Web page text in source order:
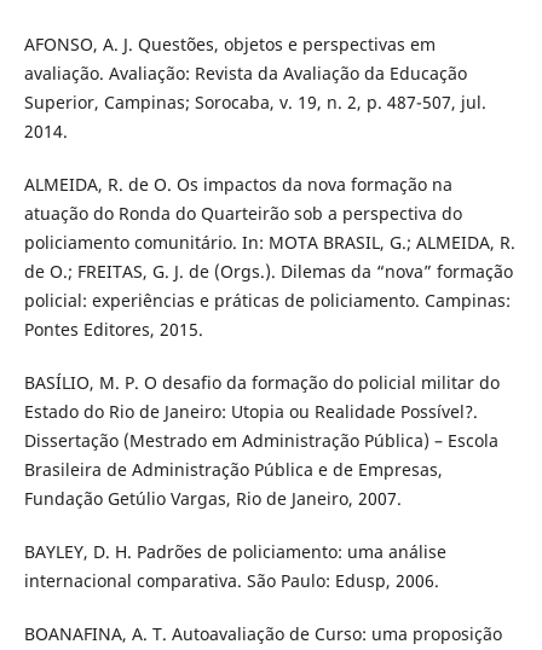
AFONSO, A. J. Questões, objetos e perspectivas em
avaliação. Avaliação: Revista da Avaliação da Educação
Superior, Campinas; Sorocaba, v. 19, n. 2, p. 487-507, jul.
2014.
ALMEIDA, R. de O. Os impactos da nova formação na
atuação do Ronda do Quarteirão sob a perspectiva do
policiamento comunitário. In: MOTA BRASIL, G.; ALMEIDA, R.
de O.; FREITAS, G. J. de (Orgs.). Dilemas da “nova” formação
policial: experiências e práticas de policiamento. Campinas:
Pontes Editores, 2015.
BASÍLIO, M. P. O desafio da formação do policial militar do
Estado do Rio de Janeiro: Utopia ou Realidade Possível?.
Dissertação (Mestrado em Administração Pública) – Escola
Brasileira de Administração Pública e de Empresas,
Fundação Getúlio Vargas, Rio de Janeiro, 2007.
BAYLEY, D. H. Padrões de policiamento: uma análise
internacional comparativa. São Paulo: Edusp, 2006.
BOANAFINA, A. T. Autoavaliação de Curso: uma proposição